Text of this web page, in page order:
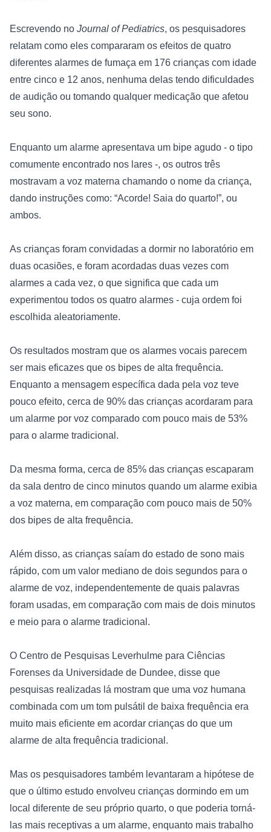
Escrevendo no Journal of Pediatrics, os pesquisadores
relatam como eles compararam os efeitos de quatro
diferentes alarmes de fumaça em 176 crianças com idade
entre cinco e 12 anos, nenhuma delas tendo dificuldades
de audição ou tomando qualquer medicação que afetou
seu sono.
Enquanto um alarme apresentava um bipe agudo - o tipo
comumente encontrado nos lares -, os outros três
mostravam a voz materna chamando o nome da criança,
dando instruções como: “Acorde! Saia do quarto!”, ou
ambos.
As crianças foram convidadas a dormir no laboratório em
duas ocasiões, e foram acordadas duas vezes com
alarmes a cada vez, o que significa que cada um
experimentou todos os quatro alarmes - cuja ordem foi
escolhida aleatoriamente.
Os resultados mostram que os alarmes vocais parecem
ser mais eficazes que os bipes de alta frequência.
Enquanto a mensagem específica dada pela voz teve
pouco efeito, cerca de 90% das crianças acordaram para
um alarme por voz comparado com pouco mais de 53%
para o alarme tradicional.
Da mesma forma, cerca de 85% das crianças escaparam
da sala dentro de cinco minutos quando um alarme exibia
a voz materna, em comparação com pouco mais de 50%
dos bipes de alta frequência.
Além disso, as crianças saíam do estado de sono mais
rápido, com um valor mediano de dois segundos para o
alarme de voz, independentemente de quais palavras
foram usadas, em comparação com mais de dois minutos
e meio para o alarme tradicional.
O Centro de Pesquisas Leverhulme para Ciências
Forenses da Universidade de Dundee, disse que
pesquisas realizadas lá mostram que uma voz humana
combinada com um tom pulsátil de baixa frequência era
muito mais eficiente em acordar crianças do que um
alarme de alta frequência tradicional.
Mas os pesquisadores também levantaram a hipótese de
que o último estudo envolveu crianças dormindo em um
local diferente de seu próprio quarto, o que poderia torná-
las mais receptivas a um alarme, enquanto mais trabalho